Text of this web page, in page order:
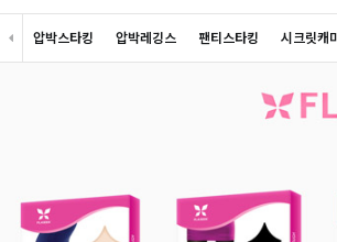
압박스타킹 압박레깅스 팬티스타킹 시크릿캐